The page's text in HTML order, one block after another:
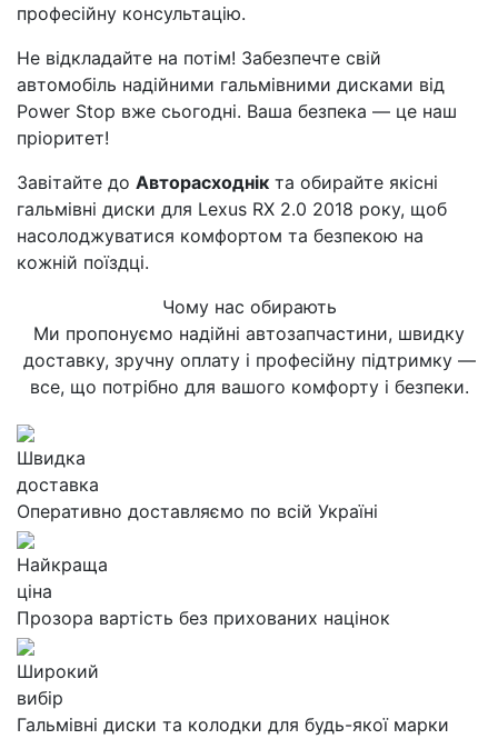
професійну консультацію.
Не відкладайте на потім! Забезпечте свій
автомобіль надійними гальмівними дисками від
Power Stop вже сьогодні. Ваша безпека — це наш
пріоритет!
Завітайте до Авторасходнік та обирайте якісні
гальмівні диски для Lexus RX 2.0 2018 року, щоб
насолоджуватися комфортом та безпекою на
кожній поїздці.
Чому нас обирають
Ми пропонуємо надійні автозапчастини, швидку
доставку, зручну оплату і професійну підтримку —
все, що потрібно для вашого комфорту і безпеки.
Швидка
доставка
Оперативно доставляємо по всій Україні
Найкраща
ціна
Прозора вартість без прихованих націнок
Широкий
вибір
Гальмівні диски та колодки для будь-якої марки